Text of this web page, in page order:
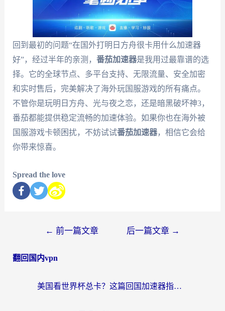
回到最初的问题“在国外打明日方舟很卡用什么加速器
好”，经过半年的亲测， 番茄加速器是我用过最靠谱的选
择。它的全球节点、多平台支持、无限流量、安全加密
和实时售后，完美解决了海外玩国服游戏的所有痛点。
不管你是玩明日方舟、光与夜之恋，还是暗黑破坏神3，
番茄都能提供稳定流畅的加速体验。如果你也在海外被
国服游戏卡顿困扰，不妨试试番茄加速器，相信它会给
你带来惊喜。
Spread the love
← 前一篇文章 后一篇文章 →
翻回国内vpn
美国看世界杯总卡？这篇回国加速器指南帮你无缝刷国内资源（附苹果手机VPN设置步骤）